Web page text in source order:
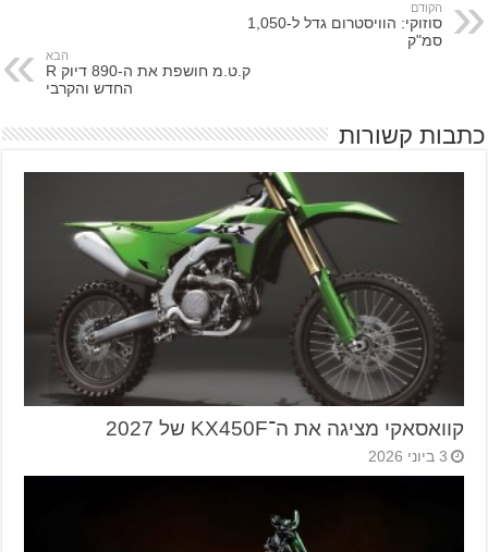
הקודם
סוזוקי: הוויסטרום גדל ל-1,050
סמ"ק
הבא
ק.ט.מ חושפת את ה-890 דיוק R
החדש והקרבי
כתבות קשורות
קוואסאקי מציגה את ה־KX450F של 2027
3 ביוני 2026